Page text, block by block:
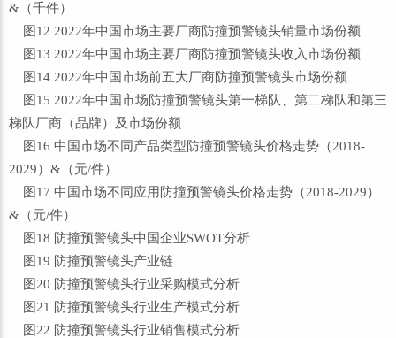
&（千件）
图12 2022年中国市场主要厂商防撞预警镜头销量市场份额
图13 2022年中国市场主要厂商防撞预警镜头收入市场份额
图14 2022年中国市场前五大厂商防撞预警镜头市场份额
图15 2022年中国市场防撞预警镜头第一梯队、第二梯队和第三
梯队厂商（品牌）及市场份额
图16 中国市场不同产品类型防撞预警镜头价格走势（2018-
2029）&（元/件）
图17 中国市场不同应用防撞预警镜头价格走势（2018-2029）
&（元/件）
图18 防撞预警镜头中国企业SWOT分析
图19 防撞预警镜头产业链
图20 防撞预警镜头行业采购模式分析
图21 防撞预警镜头行业生产模式分析
图22 防撞预警镜头行业销售模式分析